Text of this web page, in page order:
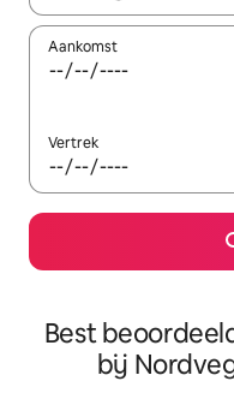
Aankomst
Vertrek
Best
bij